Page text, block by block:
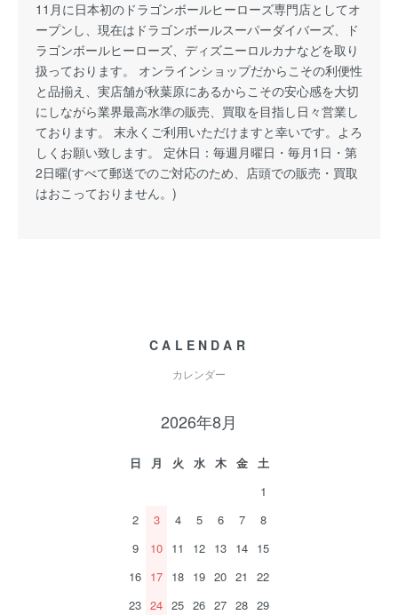
11月に日本初のドラゴンボールヒーローズ専門店としてオ
ープンし、現在はドラゴンボールスーパーダイバーズ、ド
ラゴンボールヒーローズ、ディズニーロルカナなどを取り
扱っております。 オンラインショップだからこその利便性
と品揃え、実店舗が秋葉原にあるからこその安心感を大切
にしながら業界最高水準の販売、買取を目指し日々営業し
ております。 末永くご利用いただけますと幸いです。よろ
しくお願い致します。 定休日：毎週月曜日・毎月1日・第
2日曜(すべて郵送でのご対応のため、店頭での販売・買取
はおこっておりません。)
CALENDAR
カレンダー
2026年8月
日 月 火 水 木 金
土
1
2
3 4 5 6 7
8
9
10 11 12 13 14 15
16 17 18 19 20 21
22
23 24 25 26 27 28 29